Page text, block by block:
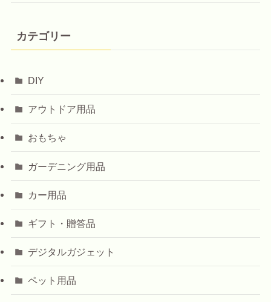
カテゴリー
DIY
アウトドア用品
おもちゃ
ガーデニング用品
カー用品
ギフト・贈答品
デジタルガジェット
ペット用品